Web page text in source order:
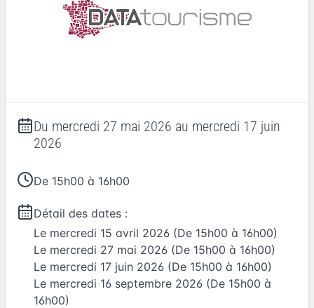
Du mercredi 27 mai 2026 au mercredi 17 juin
2026
De 15h00 à 16h00
Détail des dates :
Le mercredi 15 avril 2026 (De 15h00 à 16h00)
Le mercredi 27 mai 2026 (De 15h00 à 16h00)
Le mercredi 17 juin 2026 (De 15h00 à 16h00)
Le mercredi 16 septembre 2026 (De 15h00 à
16h00)